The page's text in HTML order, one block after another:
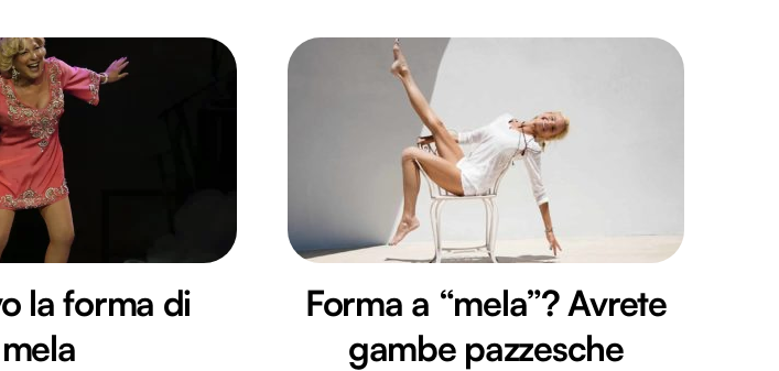
la forma di
mela
Forma a “mela”? Avrete
gambe pazzesche